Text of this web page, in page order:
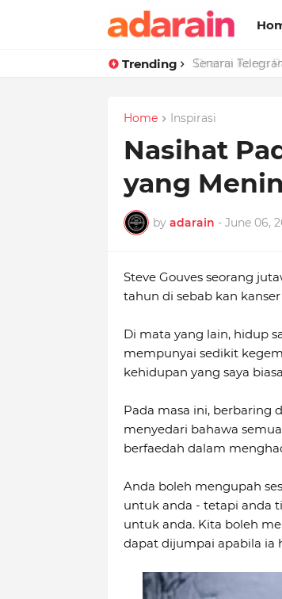
Trending Drama Korea
Home Inspirasi
Nasihat
yang
by adarain - June 06,
Steve Gouves seorang
tahun di sebab kan
Di mata yang lain, hidup
mempunyai sedikit
kehidupan yang saya
Pada masa ini, berbaring
menyedari bahawa
berfaedah dalam
Anda boleh mengupah
untuk anda - tetapi anda
untuk anda. Kita boleh
dapat dijumpai apabila ia